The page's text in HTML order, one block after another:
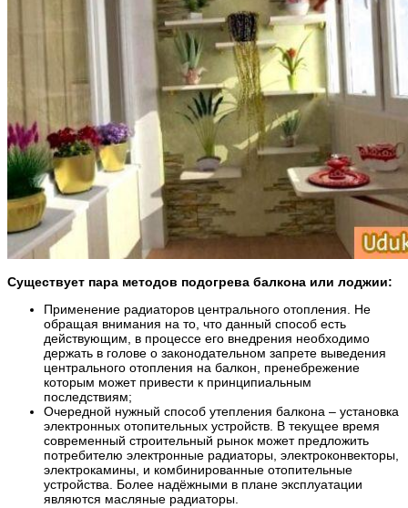
Существует пара методов подогрева балкона или лоджии:
Применение радиаторов центрального отопления. Не
обращая внимания на то, что данный способ есть
действующим, в процессе его внедрения необходимо
держать в голове о законодательном запрете выведения
центрального отопления на балкон, пренебрежение
которым может привести к принципиальным
последствиям;
Очередной нужный способ утепления балкона – установка
электронных отопительных устройств. В текущее время
современный строительный рынок может предложить
потребителю электронные радиаторы, электроконвекторы,
электрокамины, и комбинированные отопительные
устройства. Более надёжными в плане эксплуатации
являются масляные радиаторы.